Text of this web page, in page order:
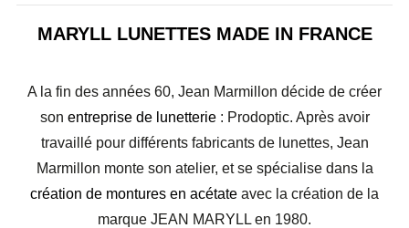
MARYLL LUNETTES MADE IN FRANCE
A la fin des années 60, Jean Marmillon décide de créer
son entreprise de lunetterie: Prodoptic. Après avoir
travaillé pour différents fabricants de lunettes, Jean
Marmillon monte son atelier, et se spécialise dans la
création de montures en acétate avec la création de la
marque JEAN MARYLL en 1980.